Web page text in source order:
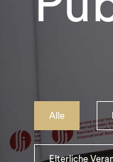
Alle
Elterliche